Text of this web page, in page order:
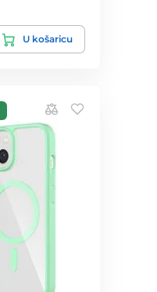
U košaricu